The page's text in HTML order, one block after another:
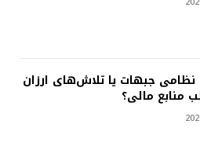
نظامی جبهات یا تلاش‌های ارزان
منابع مالی؟